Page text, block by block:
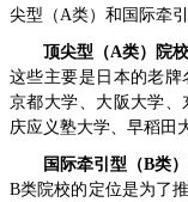
尖型（A类）和国际牵引
顶尖型（A类）院校
这些主要是日本的老牌
京都大学、大阪大学
庆应义塾大学、早稻田
国际牵引型（B类）
B类院校的定位是为了